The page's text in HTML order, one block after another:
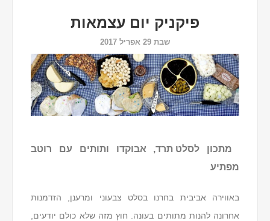
פיקניק יום עצמאות
שבת 29 אפריל 2017
מתכון לסלט תרד, אבוקדו ותותים עם רוטב
מפתיע
באווירה אביבית בחרנו בסלט צבעוני ומרענן, הזדמנות
אחרונה להנות מתותים בעונה. חוץ מזה שלא כולם יודעים,